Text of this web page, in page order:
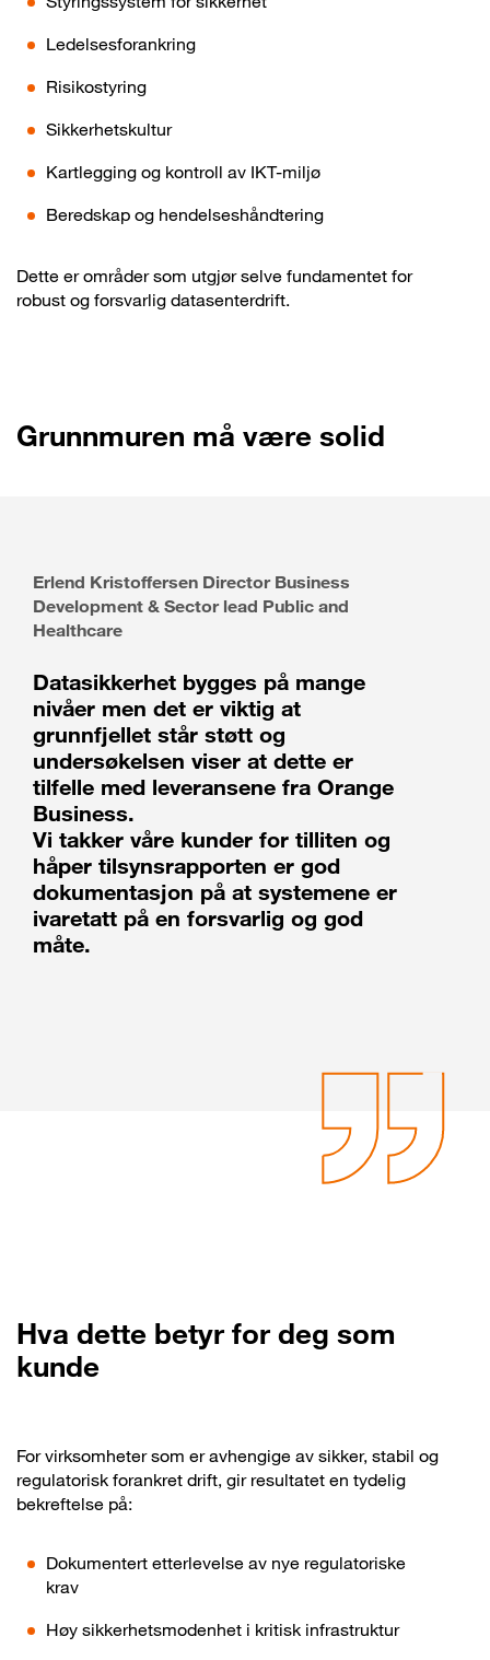
Ledelsesforankring
Risikostyring
Sikkerhetskultur
Kartlegging og kontroll av IKT-miljø
Beredskap og hendelseshåndtering
Dette er områder som utgjør selve fundamentet for
robust og forsvarlig datasenterdrift.
Grunnmuren må være solid
Erlend Kristoffersen Director Business
Development & Sector lead Public and
Healthcare
Datasikkerhet bygges på mange
nivåer men det er viktig at
grunnfjellet står støtt og
undersøkelsen viser at dette er
tilfelle med leveransene fra Orange
Business.
Vi takker våre kunder for tilliten og
håper tilsynsrapporten er god
dokumentasjon på at systemene er
ivaretatt på en forsvarlig og god
måte.
Hva dette betyr for deg som
kunde
For virksomheter som er avhengige av sikker, stabil og
regulatorisk forankret drift, gir resultatet en tydelig
bekreftelse på:
Dokumentert etterlevelse av nye regulatoriske
krav
Høy sikkerhetsmodenhet i kritisk infrastruktur